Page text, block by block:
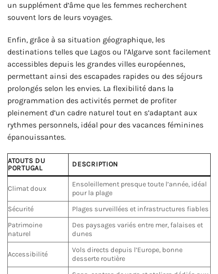
un supplément d’âme que les femmes recherchent
souvent lors de leurs voyages.
Enfin, grâce à sa situation géographique, les
destinations telles que Lagos ou l’Algarve sont facilement
accessibles depuis les grandes villes européennes,
permettant ainsi des escapades rapides ou des séjours
prolongés selon les envies. La flexibilité dans la
programmation des activités permet de profiter
pleinement d’un cadre naturel tout en s’adaptant aux
rythmes personnels, idéal pour des vacances féminines
épanouissantes.
ATOUTS DU
PORTUGAL
DESCRIPTION
Climat doux
Ensoleillement presque toute l’année, idéal
pour la plage
Sécurité
Plages surveillées et infrastructures fiables
Patrimoine
naturel
Des paysages variés entre mer, falaises et
dunes
Accessibilité
Vols directs depuis l’Europe, bonne
desserte routière